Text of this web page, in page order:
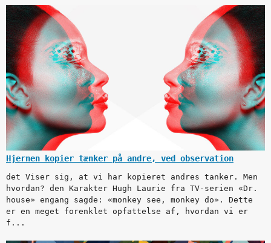
Hjernen kopier tænker på andre, ved observation
det Viser sig, at vi har kopieret andres tanker. Men
hvordan? den Karakter Hugh Laurie fra TV-serien «Dr.
house» engang sagde: «monkey see, monkey do». Dette
er en meget forenklet opfattelse af, hvordan vi er
f...